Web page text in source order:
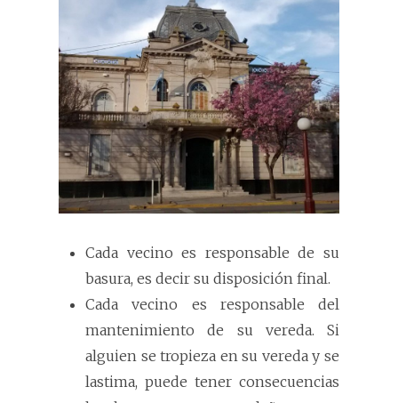
Cada vecino es responsable de su
basura, es decir su disposición final.
Cada vecino es responsable del
mantenimiento de su vereda. Si
alguien se tropieza en su vereda y se
lastima, puede tener consecuencias